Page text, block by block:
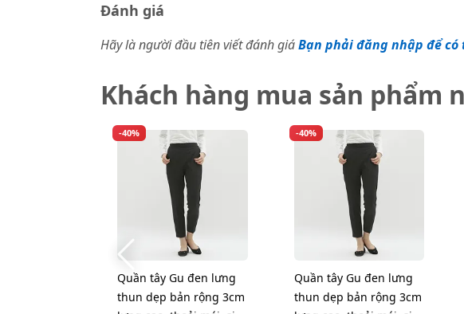
Đánh giá
Hãy là người đầu tiên viết đánh giáBạn phải đăng nhập để
Khách hàng mua sản
-40%
Quần tây Gu đen lưng
thun dẹp bản rộng 3cm
-40%
Quần tây Gu đen lưng
thun dẹp bản rộng 3cm